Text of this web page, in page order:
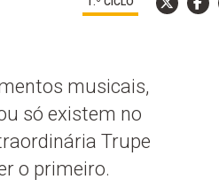
musicais,
só existem no
Trupe
o primeiro.